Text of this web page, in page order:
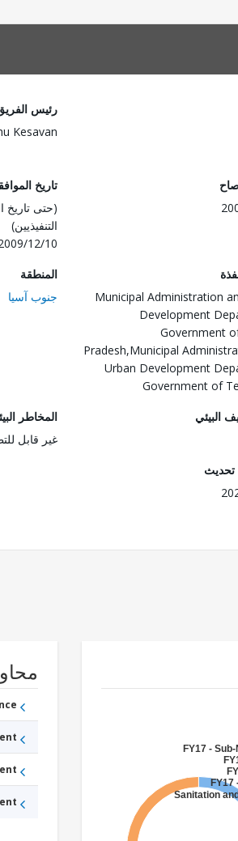
رئيس
Kesavan
تاريخ
(حتى
التنفيذيين)
12/10
Municipal Administration
Development
Government
Pradesh,Municipal
Urban Development
Government of
المنطقة
جنوب آسيا
البيئي
المخاطر
غير قابل
تحديث
FY17 -
FY17
Sanitation